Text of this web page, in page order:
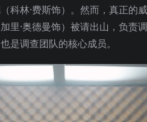
科林·费斯饰）。然而，真正
里·奥德曼饰）被请出山，负责
是调查团队的核心成员。